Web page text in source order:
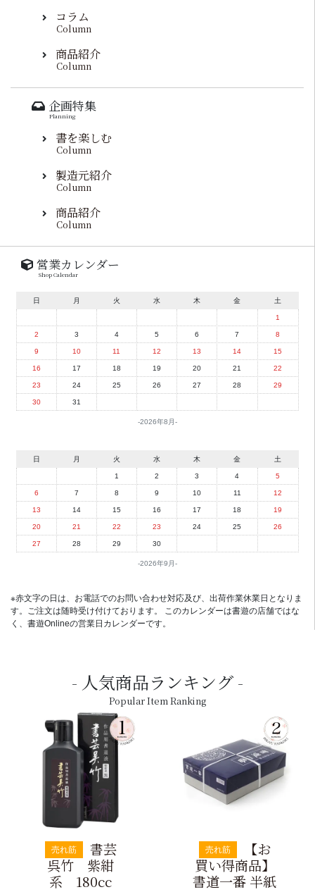
コラム
Column
商品紹介
Column
企画特集
Planning
書を楽しむ
Column
製造元紹介
Column
商品紹介
Column
営業カレンダー
Shop Calendar
2026年8月
日 月 火 水 木 金 土
1
2 3 4 5 6 7 8
9 10 11 12 13 14 15
16 17 18 19 20 21 22
23 24 25 26 27 28 29
30 31
2026年9月
日 月 火 水 木 金 土
1 2 3 4 5
6 7 8 9 10 11 12
13 14 15 16 17 18 19
20 21 22 23 24 25 26
27 28 29 30
※赤文字の日は、お電話でのお問い合わせ対応及び、出荷作業休業日となりま
す。ご注文は随時受け付けております。 このカレンダーは書遊の店舗ではな
く、書遊Onlineの営業日カレンダーです。
人気商品ランキング
Popular Item Ranking
売れ筋
書芸
呉竹 紫紺
系 180cc
売れ筋
【お
買い得商品】
書道一番 半紙